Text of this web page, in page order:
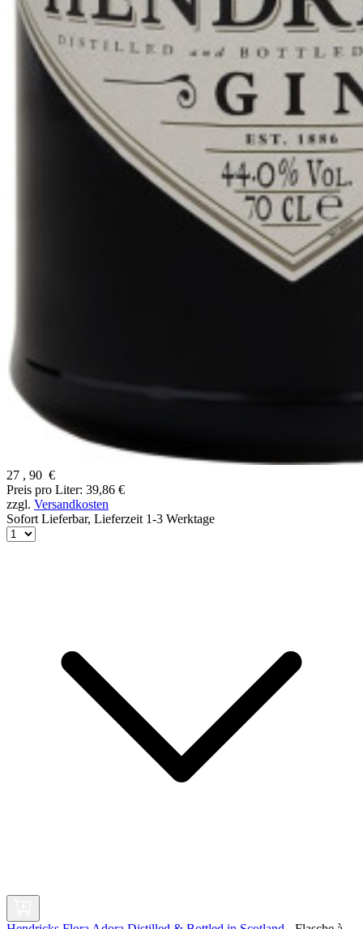
27 , 90 €
Preis pro Liter: 39,86 €
zzgl. Versandkosten
Sofort Lieferbar, Lieferzeit 1-3 Werktage